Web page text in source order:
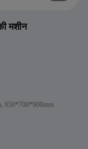
मशीन
650*700*900mm